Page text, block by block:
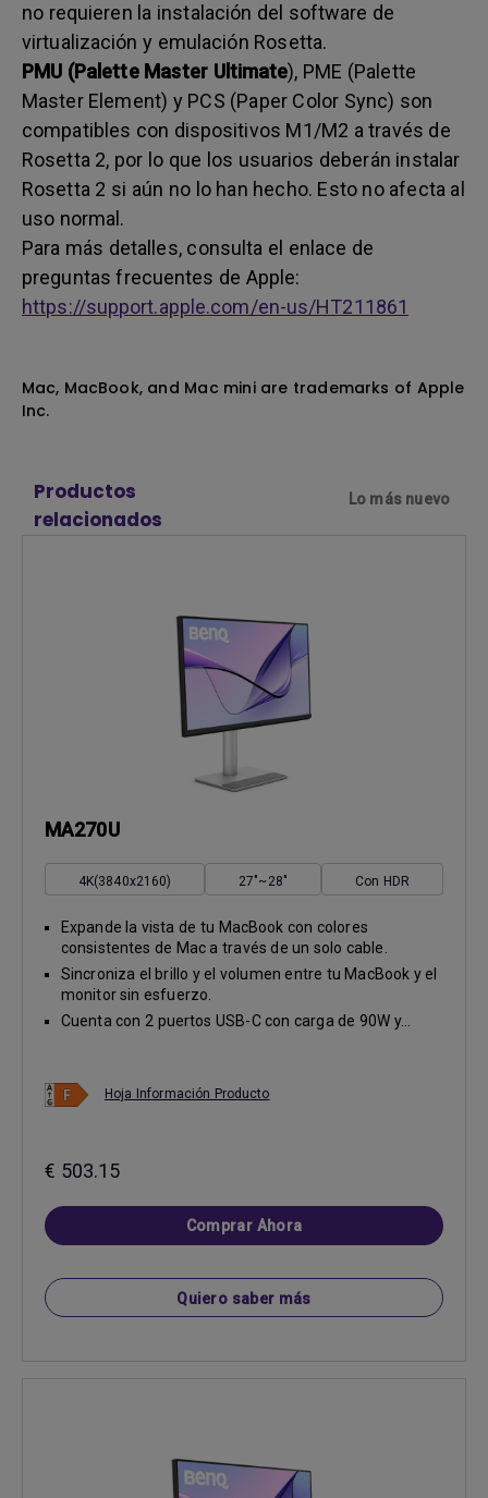
no requieren la instalación del software de
virtualización y emulación Rosetta.
PMU (Palette Master Ultimate), PME (Palette
Master Element) y PCS (Paper Color Sync) son
compatibles con dispositivos M1/M2 a través de
Rosetta 2, por lo que los usuarios deberán instalar
Rosetta 2 si aún no lo han hecho. Esto no afecta al
uso normal.
Para más detalles, consulta el enlace de
preguntas frecuentes de Apple:
https://support.apple.com/en-us/HT211861
Mac, MacBook, and Mac mini are trademarks of Apple
Inc.
Productos
relacionados
Lo más nuevo
MA270U
4K(3840x2160) 27"~28" Con HDR
Expande la vista de tu MacBook con colores
consistentes de Mac a través de un solo cable.
Sincroniza el brillo y el volumen entre tu MacBook y el
monitor sin esfuerzo.
Cuenta con 2 puertos USB-C con carga de 90W y...
Hoja Información Producto
€ 503.15
Comprar Ahora
Quiero saber más